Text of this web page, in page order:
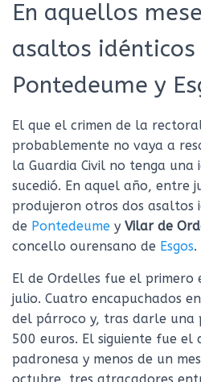
En aquellos
asaltos idénticos
Pontedeume y
El que el crimen de la
probablemente no vaya a
la Guardia Civil no tenga una
sucedió. En aquel año, entre
produjeron otros dos asaltos
de Pontedeume y Vilar de
concello ourensano de Esgos.
El de Ordelles fue el primero
julio. Cuatro encapuchados
del párroco y, tras darle una
500 euros. El siguiente fue el
padronesa y menos de un
octubre, tres atracadores